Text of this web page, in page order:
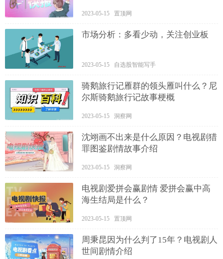
2023-05-15 置顶网
市场分析：多看少动，关注创业板
2023-05-15 自选股智能写手
骑鹅旅行记雁群的领头雁叫什么？尼
尔斯骑鹅旅行记故事梗概
2023-05-15 洞察网
沈翊画不出来是什么原因？电视剧猎
罪图鉴剧情故事介绍
2023-05-15 洞察网
电视剧爱拼会赢剧情 爱拼会赢中高
海生结局是什么？
2023-05-15 置顶网
周秉昆因为什么判了15年？电视剧人
世间剧情介绍